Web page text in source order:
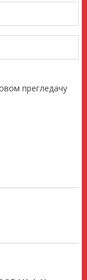
прегледачу